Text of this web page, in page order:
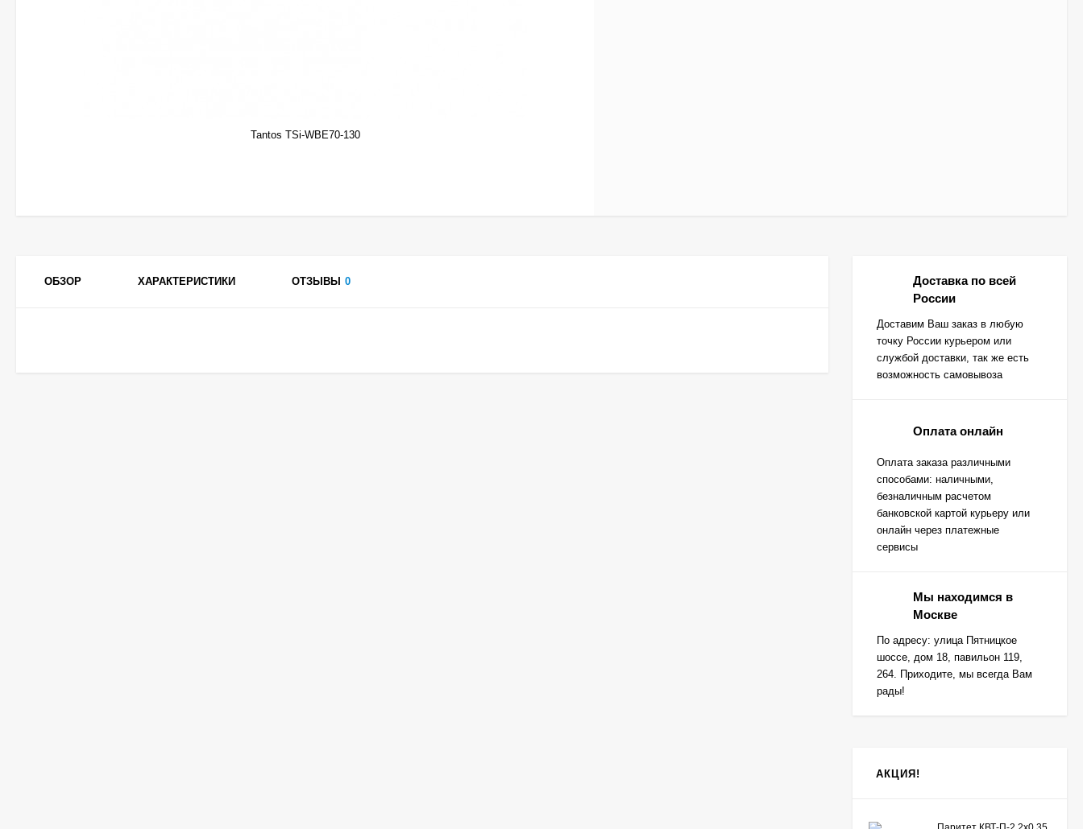
Tantos TSi-WBE70-130
ОБЗОР ХАРАКТЕРИСТИКИ ОТЗЫВЫ 0
Доставка по всей
России
Доставим Ваш заказ в любую
точку России курьером или
службой доставки, так же есть
возможность самовывоза
Оплата онлайн
Оплата заказа различными
способами: наличными,
безналичным расчетом
банковской картой курьеру или
онлайн через платежные
сервисы
Мы находимся в
Москве
По адресу: улица Пятницкое
шоссе, дом 18, павильон 119,
264. Приходите, мы всегда Вам
рады!
АКЦИЯ!